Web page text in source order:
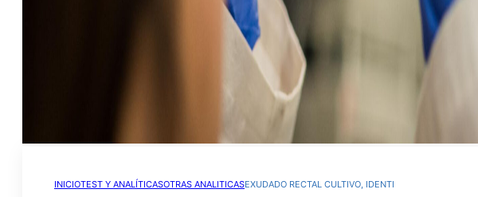
INICIOTEST Y ANALÍTICASOTRAS ANALITICASEXUDADO RECTAL CULTIVO, IDENTI